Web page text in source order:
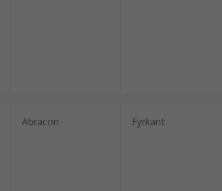
Abracon Fyrkant